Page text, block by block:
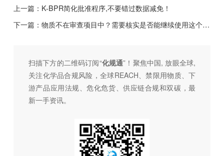
上一篇： K-BPR简化批准程序,不要错过数据减免！
下一篇： 物质不在审查项目中？需要核实是否能继续使用这个物质
扫描下方的二维码订阅“化规通”！聚焦中国, 放眼全球,
关注化学品合规风险，全球REACH、禁限用物质、下
游产品应用法规、危化危货、供应链合规和双碳，最
新一手资讯。